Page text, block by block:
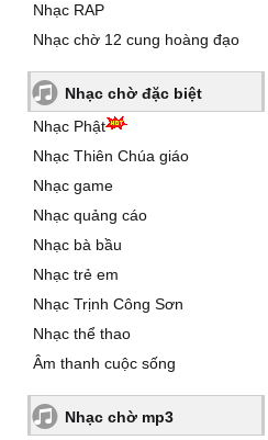
Nhạc RAP
Nhạc chờ 12 cung hoàng đạo
Nhạc chờ đặc biệt
Nhạc Phật
Nhạc Thiên Chúa giáo
Nhạc game
Nhạc quảng cáo
Nhạc bà bầu
Nhạc trẻ em
Nhạc Trịnh Công Sơn
Nhạc thể thao
Âm thanh cuộc sống
Nhạc chờ mp3